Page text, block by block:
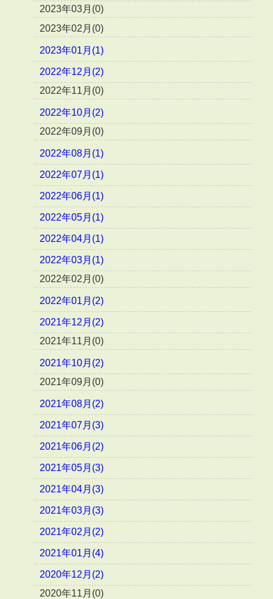
2023年03月(0)
2023年02月(0)
2023年01月(1)
2022年12月(2)
2022年11月(0)
2022年10月(2)
2022年09月(0)
2022年08月(1)
2022年07月(1)
2022年06月(1)
2022年05月(1)
2022年04月(1)
2022年03月(1)
2022年02月(0)
2022年01月(2)
2021年12月(2)
2021年11月(0)
2021年10月(2)
2021年09月(0)
2021年08月(2)
2021年07月(3)
2021年06月(2)
2021年05月(3)
2021年04月(3)
2021年03月(3)
2021年02月(2)
2021年01月(4)
2020年12月(2)
2020年11月(0)